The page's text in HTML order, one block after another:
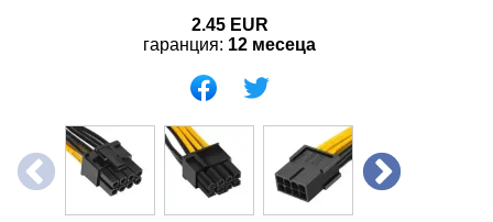
2.45 EUR
гаранция: 12 месеца